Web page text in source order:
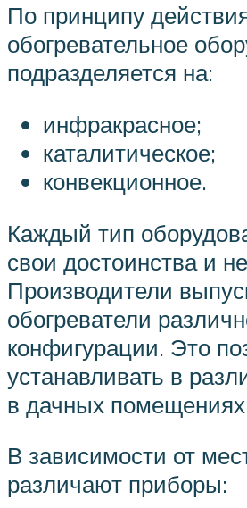
По принципу
обогревательное
подразделяется на:
инфракрасное;
каталитическое;
конвекционное.
Каждый тип
свои достоинства и
Производители
обогреватели
конфигурации. Это
устанавливать в
в дачных
В зависимости от
различают приборы: